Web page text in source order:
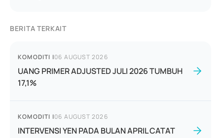
BERITA TERKAIT
KOMODITI |06 AUGUST 2026
UANG PRIMER ADJUSTED JULI 2026 TUMBUH
17,1%
KOMODITI |06 AUGUST 2026
INTERVENSI YEN PADA BULAN APRIL CATAT